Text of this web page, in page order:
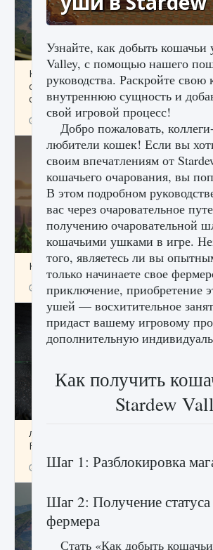
Как исправить ошибку Palworld «Идет
сохранение мира — Невозможно
сохранение данных мира»
9 августа 2024 2 511
Как заработать медали лиги Clash of
9 августа 2024 2 599 0
лицензии, лиги, команды и стадионы в
FC 25
9 августа 2024 2 395 0
Узнайте, как добыть
Valley, с помощью нашего
руководства. Раскройте
внутреннюю сущность и
свой игровой процесс!
Добро пожаловать,
любители кошек! Если вы
своим впечатлениям от
кошачьего очарования, вы
В этом подробном
вас через очаровательное
получению очаровательной
кошачьими ушками в игре.
того, являетесь ли вы
только начинаете свое
приключение, приобретение
ушей — восхитительное
придаст вашему игровому
дополнительную
Как получить
Stardew
Шаг 1: Разблокировка
Шаг 2: Получение
фермера
Стать «Как добыть